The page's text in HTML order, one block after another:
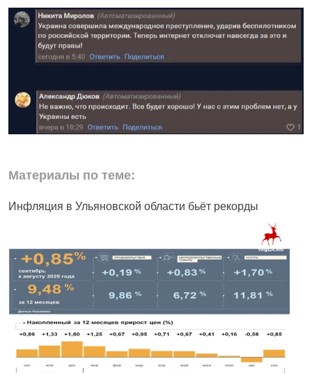
Материалы по теме:
ФСБ сможет отключать связь и интернет